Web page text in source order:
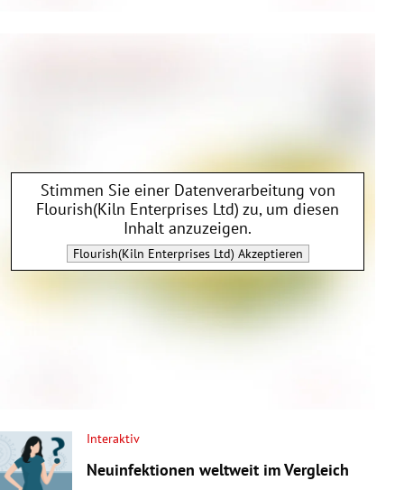
Stimmen Sie einer Datenverarbeitung von
Flourish(Kiln Enterprises Ltd) zu, um diesen
Inhalt anzuzeigen.
Flourish(Kiln Enterprises Ltd) Akzeptieren
Interaktiv
Neuinfektionen weltweit im Vergleich